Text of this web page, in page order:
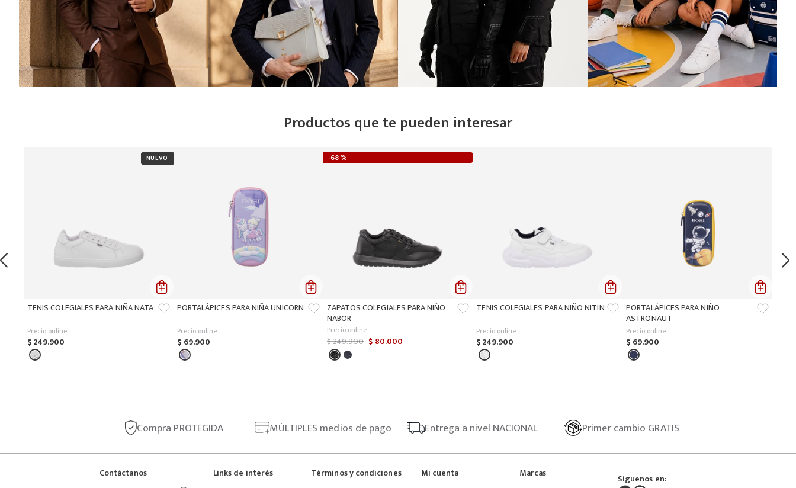
Productos que te pueden interesar
TENIS COLEGIALES PARA NIÑA NATA
Precio online
$249.900
PORTALÁPICES PARA NIÑA UNICORN
Precio online
$ 69.900
-68 %
ZAPATOS COLEGIALES PARA NIÑO
NABOR
Precio online
$249.900 $ 80.000
TENIS COLEGIALES PARA NIÑO NITIN
Precio online
$249.900
PORTALÁPICES PARA NIÑO
ASTRONAUT
Precio online
$ 69.900
Compra PROTEGIDA MÚLTIPLES medios de pago Entrega a nivel NACIONAL Primercambio GRATIS
Contáctanos
Links de interés Términos y condiciones Mi cuenta Marcas Síguenos en: